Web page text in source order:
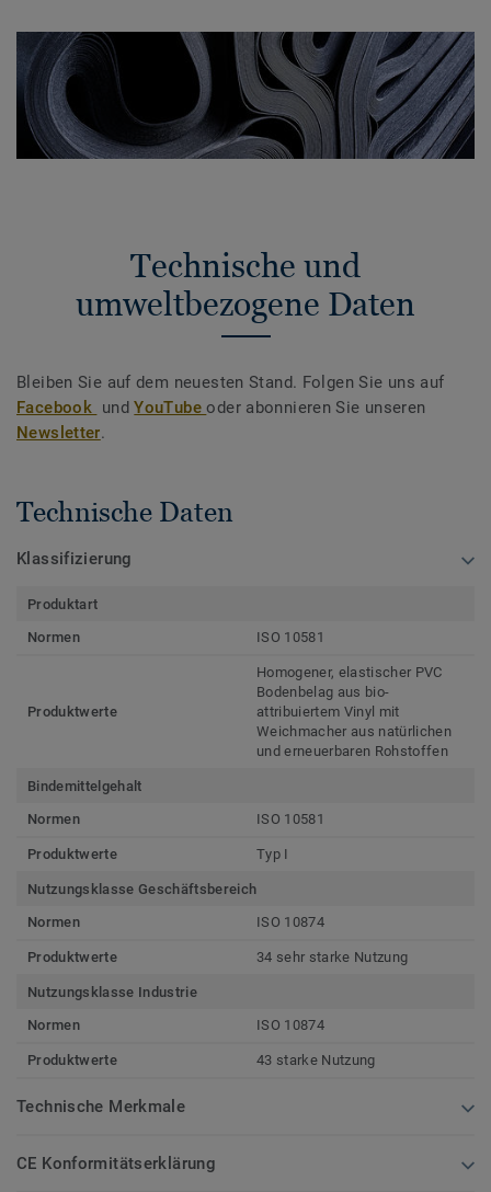
Technische und
umweltbezogene Daten
Bleiben Sie auf dem neuesten Stand. Folgen Sie uns auf
Facebook undYouTubeoder abonnieren Sie unseren
Newsletter.
Technische Daten
Klassifizierung
Produktart
Normen
ISO 10581
Produktwerte
Homogener, elastischer PVC
Bodenbelag aus bio-
attribuiertem Vinyl mit
Weichmacher aus natürlichen
und erneuerbaren Rohstoffen
Bindemittelgehalt
Normen
ISO 10581
Produktwerte Typ I
Nutzungsklasse Geschäftsbereich
Normen
ISO 10874
Produktwerte 34 sehr starke Nutzung
Nutzungsklasse Industrie
Normen
ISO 10874
Produktwerte 43 starke Nutzung
Technische Merkmale
CE Konformitätserklärung